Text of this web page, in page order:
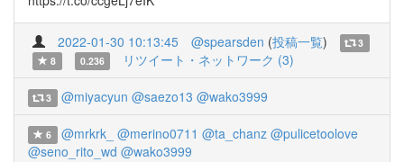
2022-01-30 10:13:45 @spearsden (投稿一覧)
3
8
0.236 リツイート・ネットワーク (3)
3 @miyacyun @saezo13 @wako3999
6 @mrkrk_ @merino0711 @ta_chanz @pulicetoolove
@seno_rito_wd @wako3999